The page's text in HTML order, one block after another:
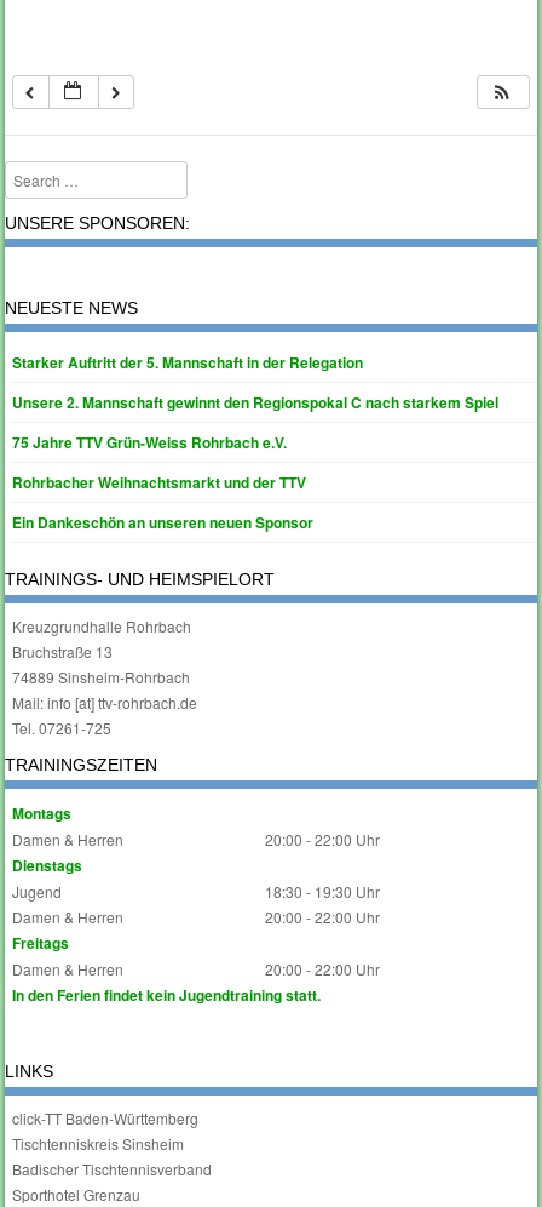
Search
UNSERE SPONSOREN:
NEUESTE NEWS
Starker Auftritt der 5. Mannschaft in der Relegation
Unsere 2. Mannschaft gewinnt den Regionspokal C nach starkem Spiel
75 Jahre TTV Grün-Weiss Rohrbach e.V.
Rohrbacher Weihnachtsmarkt und der TTV
Ein Dankeschön an unseren neuen Sponsor
TRAININGS- UND HEIMSPIELORT
Kreuzgrundhalle Rohrbach
Bruchstraße 13
74889 Sinsheim-Rohrbach
Mail: info [at] ttv-rohrbach.de
Tel. 07261-725
TRAININGSZEITEN
Montags
Damen & Herren 20:00 - 22:00 Uhr
Dienstags
Jugend
18:30 - 19:30 Uhr
Damen & Herren
20:00 - 22:00 Uhr
Freitags
Damen & Herren 20:00 - 22:00 Uhr
In den Ferien findet kein Jugendtraining statt.
LINKS
click-TT Baden-Württemberg
Tischtenniskreis Sinsheim
Badischer Tischtennisverband
Sporthotel Grenzau